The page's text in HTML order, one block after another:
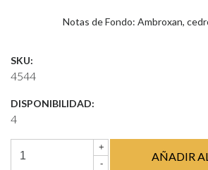
Notas de Fondo: Ambroxan,
SKU:
4544
DISPONIBILIDAD:
4
+
-